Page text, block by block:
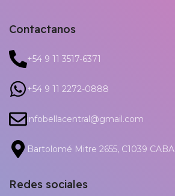
Contactanos
+54 9 11 3517-6371
+54 9 11 2272-0888
infobellacentral@gmail.com
Bartolomé Mitre 2655, C1039 CABA
Redes sociales